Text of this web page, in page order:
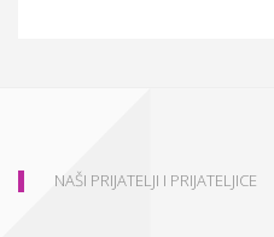
NAŠI PRIJATELJI I PRIJATELJICE